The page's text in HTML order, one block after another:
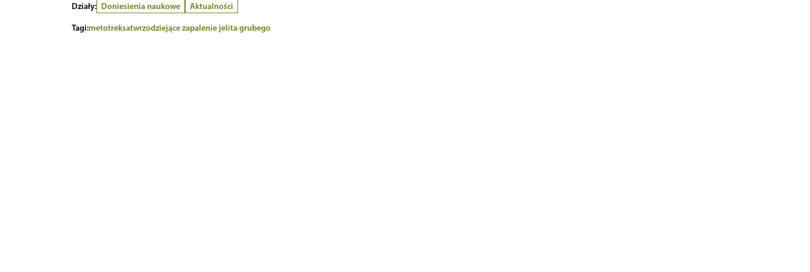
Działy: Doniesienia naukowe
Aktualności
Tagi:metotreksatwrzodziejące zapalenie jelita grubego